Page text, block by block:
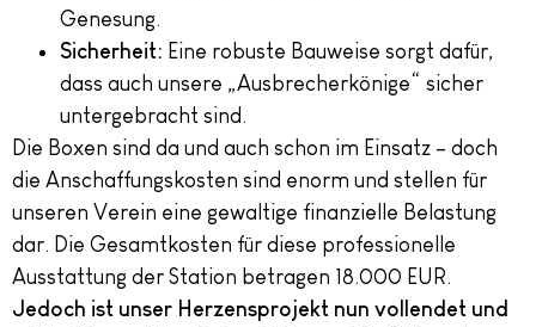
Genesung.
Sicherheit: Eine robuste Bauweise sorgt dafür,
dass auch unsere „Ausbrecherkönige“ sicher
untergebracht sind.
Die Boxen sind da und auch schon im Einsatz – doch
die Anschaffungskosten sind enorm und stellen für
unseren Verein eine gewaltige finanzielle Belastung
dar. Die Gesamtkosten für diese professionelle
Ausstattung der Station betragen 18.000 EUR.
Jedoch ist unser Herzensprojekt nun vollendet und